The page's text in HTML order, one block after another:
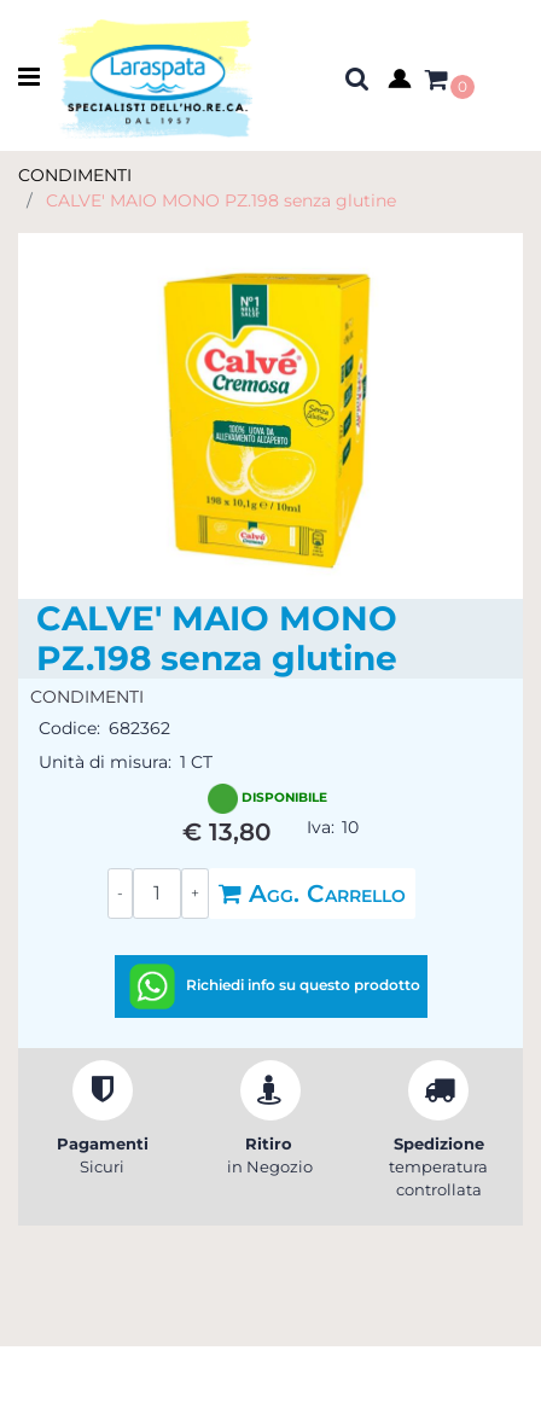
Open menu
0
CONDIMENTI
CALVE' MAIO MONO PZ.198 senza glutine
CALVE' MAIO MONO
PZ.198 senza glutine
CONDIMENTI
Codice: 682362
Unità di misura: 1 CT
DISPONIBILE
€ 13,80 Iva: 10
Quantità
Agg. Carrello
Richiedi info su questo prodotto
Pagamenti
Sicuri
Ritiro
in Negozio
Spedizione
temperatura
controllata